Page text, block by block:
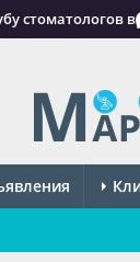
стоматологов в